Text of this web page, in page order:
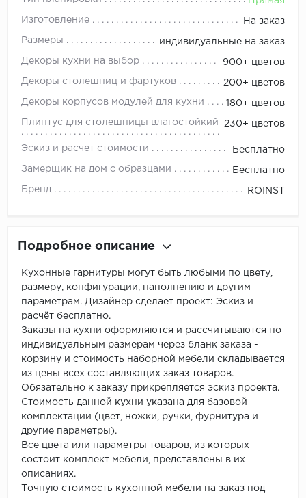
Изготовление На заказ
Размеры индивидуальные на заказ
Декоры кухни на выбор 900+ цветов
Декоры столешниц и фартуков 200+ цветов
Декоры корпусов модулей для кухни 180+ цветов
Плинтус для столешницы влагостойкий 230+ цветов
Эскиз и расчет стоимости Бесплатно
Замерщик на дом с образцами Бесплатно
Бренд ROINST
Подробное описание
Кухонные гарнитуры могут быть любыми по цвету,
размеру, конфигурации, наполнению и другим
параметрам. Дизайнер сделает проект: Эскиз и
расчёт бесплатно.
Заказы на кухни оформляются и рассчитываются по
индивидуальным размерам через бланк заказа -
корзину и стоимость наборной мебели складывается
из цены всех составляющих заказ товаров.
Обязательно к заказу прикрепляется эскиз проекта.
Стоимость данной кухни указана для базовой
комплектации (цвет, ножки, ручки, фурнитура и
другие параметры).
Все цвета или параметры товаров, из которых
состоит комплект мебели, представлены в их
описаниях.
Точную стоимость кухонной мебели на заказ под